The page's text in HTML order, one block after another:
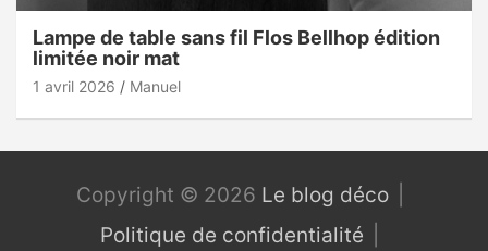
Lampe de table sans fil Flos Bellhop édition
limitée noir mat
1 avril 2026 Manuel
Copyright © 2026 Le blog déco
Politique de confidentialité